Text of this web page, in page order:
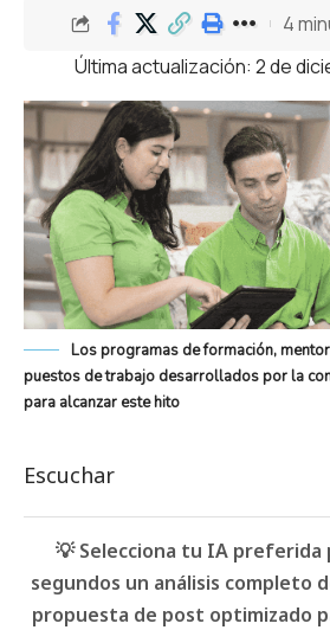
Última actualización: 2 de
4
Los programas de formación,
puestos de trabajo desarrollados por la
para alcanzar este hito
Escuchar
💡 Selecciona tu IA preferida
segundos un análisis completo
propuesta de post optimizado